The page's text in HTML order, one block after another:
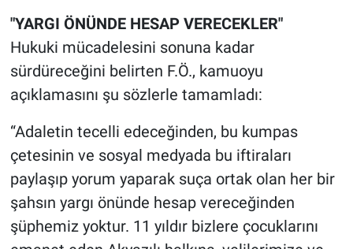
"YARGI ÖNÜNDE HESAP VERECEKLER"
Hukuki mücadelesini sonuna kadar
sürdüreceğini belirten F.Ö., kamuoyu
açıklamasını şu sözlerle tamamladı:
“Adaletin tecelli edeceğinden, bu kumpas
çetesinin ve sosyal medyada bu iftiraları
paylaşıp yorum yaparak suça ortak olan her bir
şahsın yargı önünde hesap vereceğinden
şüphemiz yoktur. 11 yıldır bizlere çocuklarını